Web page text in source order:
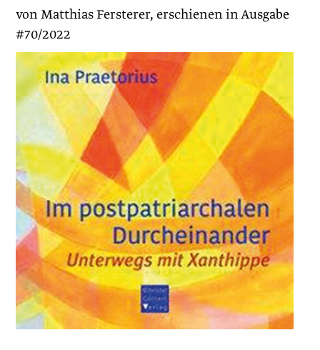
von Matthias Fersterer, erschienen in Ausgabe
#70/2022